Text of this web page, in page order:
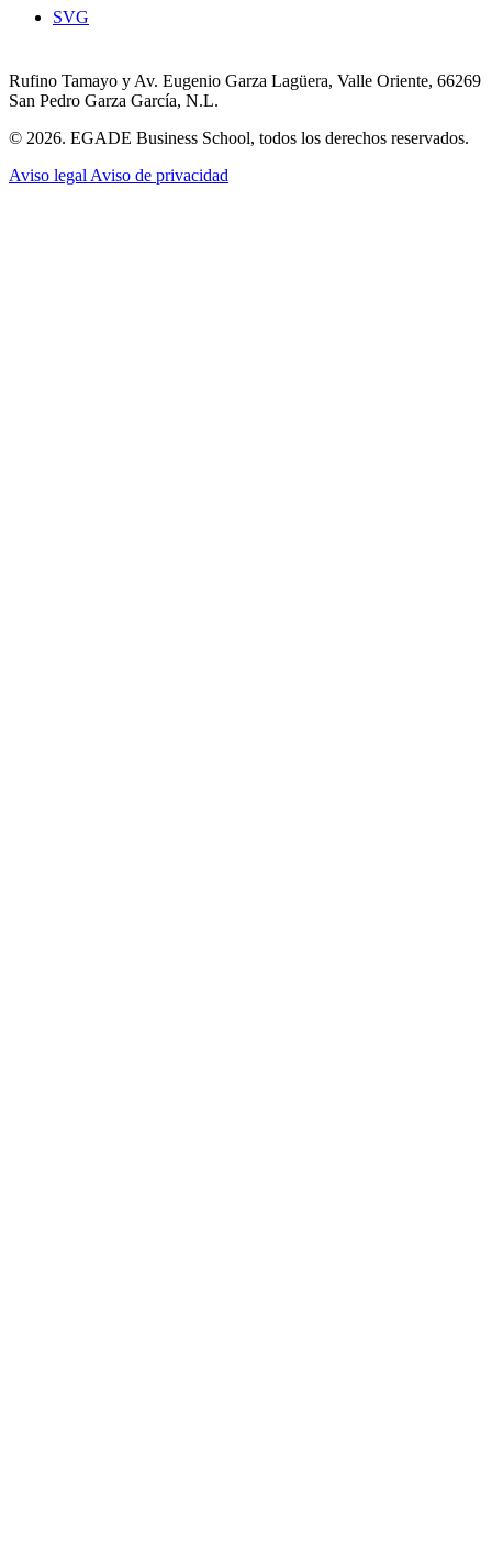
SVG
Rufino Tamayo y Av. Eugenio Garza Lagüera, Valle Oriente, 66269
San Pedro Garza García, N.L.
© 2026. EGADE Business School, todos los derechos reservados.
Aviso legal Aviso de privacidad